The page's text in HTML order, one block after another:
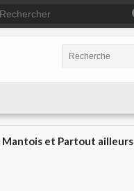
Mantois et Partout ailleurs